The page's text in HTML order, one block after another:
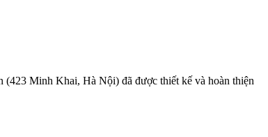
(423 Minh Khai, Hà Nội) đã được thiết kế và hoàn thiện